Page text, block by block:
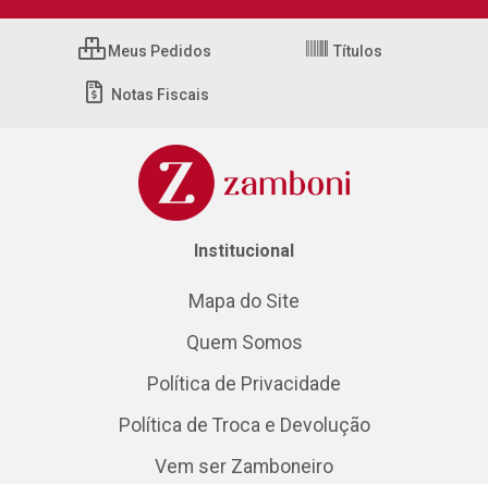
Meus Pedidos Títulos
Notas Fiscais
Institucional
Mapa do Site
Quem Somos
Política de Privacidade
Política de Troca e Devolução
Vem ser Zamboneiro